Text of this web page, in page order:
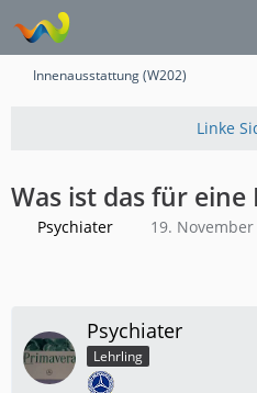
Innenausstattung (W202)
Was ist das für eine
Psychiater 19.
Psychiater
Lehrling